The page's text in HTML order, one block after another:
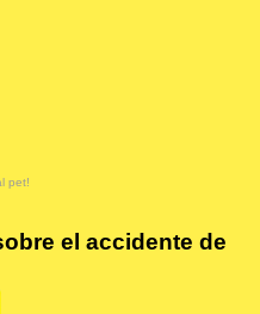
pet!
el accidente de